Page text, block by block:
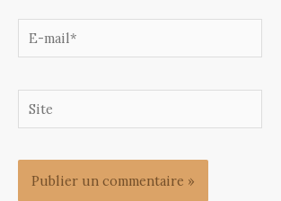
E-
mail*
Site